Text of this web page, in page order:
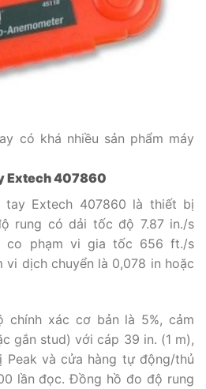
có khá nhiều sản phẩm máy
Extech 407860
Extech 407860 là thiết bị
rung có dải tốc độ 7.87 in./s
co phạm vi gia tốc 656 ft./s
vi dịch chuyển là 0,078 in hoặc
xác cơ bản là 5%, cảm
gắn stud) với cáp 39 in. (1 m),
Peak và cửa hàng tự động/thủ
lần đọc. Đồng hồ đo độ rung